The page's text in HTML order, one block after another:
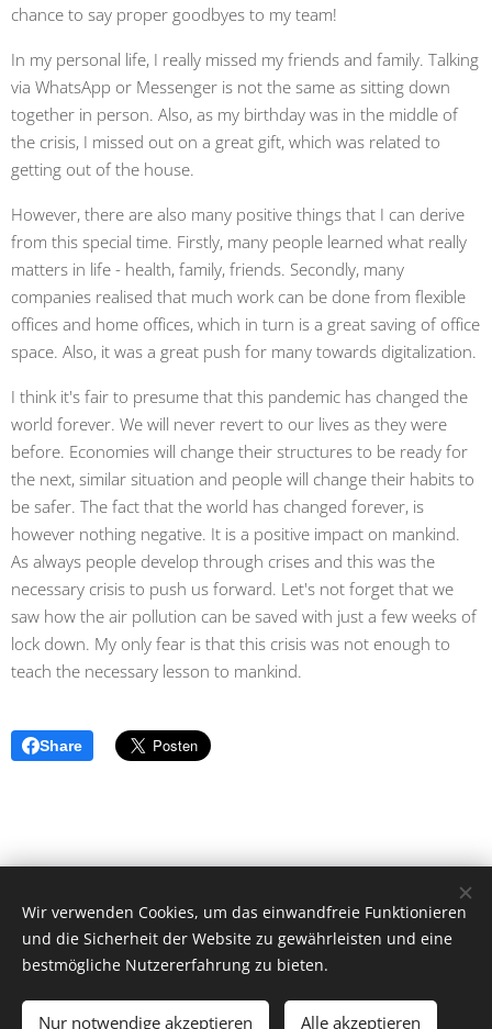
chance to say proper goodbyes to my team!
In my personal life, I really missed my friends and family. Talking
via WhatsApp or Messenger is not the same as sitting down
together in person. Also, as my birthday was in the middle of
the crisis, I missed out on a great gift, which was related to
getting out of the house.
However, there are also many positive things that I can derive
from this special time. Firstly, many people learned what really
matters in life - health, family, friends. Secondly, many
companies realised that much work can be done from flexible
offices and home offices, which in turn is a great saving of office
space. Also, it was a great push for many towards digitalization.
I think it's fair to presume that this pandemic has changed the
world forever. We will never revert to our lives as they were
before. Economies will change their structures to be ready for
the next, similar situation and people will change their habits to
be safer. The fact that the world has changed forever, is
however nothing negative. It is a positive impact on mankind.
As always people develop through crises and this was the
necessary crisis to push us forward. Let's not forget that we
saw how the air pollution can be saved with just a few weeks of
lock down. My only fear is that this crisis was not enough to
teach the necessary lesson to mankind.
Share
caras de la pandemia / Angelika Rütgen-Dömötör © Alle Rechte
vorbehalten 2020
Cookies
Sprachen
Wir verwenden Cookies, um das einwandfreie Funktionieren
und die Sicherheit der Website zu gewährleisten und eine
bestmögliche Nutzererfahrung zu bieten.
Nur notwendige akzeptieren Alle akzeptieren